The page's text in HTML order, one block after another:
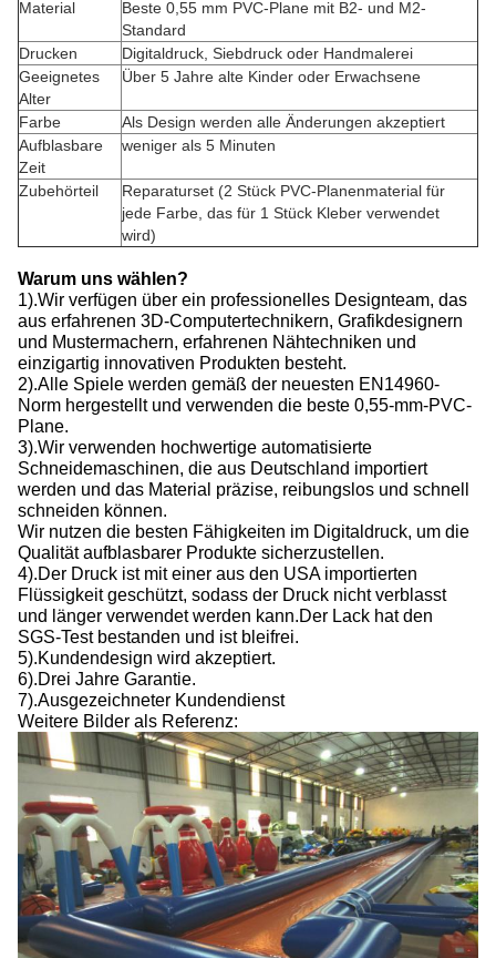
Material
Beste 0,55 mm PVC-Plane mit B2- und M2-
Standard
Drucken
Digitaldruck, Siebdruck oder Handmalerei
Geeignetes
Alter
Über 5 Jahre alte Kinder oder Erwachsene
Farbe
Als Design werden alle Änderungen akzeptiert
Aufblasbare
Zeit
weniger als 5 Minuten
Zubehörteil
Reparaturset (2 Stück PVC-Planenmaterial für
jede Farbe, das für 1 Stück Kleber verwendet
wird)
Warum uns wählen?
1).Wir verfügen über ein professionelles Designteam, das
aus erfahrenen 3D-Computertechnikern, Grafikdesignern
und Mustermachern, erfahrenen Nähtechniken und
einzigartig innovativen Produkten besteht.
2).Alle Spiele werden gemäß der neuesten EN14960-
Norm hergestellt und verwenden die beste 0,55-mm-PVC-
Plane.
3).Wir verwenden hochwertige automatisierte
Schneidemaschinen, die aus Deutschland importiert
werden und das Material präzise, ​​reibungslos und schnell
schneiden können.
Wir nutzen die besten Fähigkeiten im Digitaldruck, um die
Qualität aufblasbarer Produkte sicherzustellen.
4).Der Druck ist mit einer aus den USA importierten
Flüssigkeit geschützt, sodass der Druck nicht verblasst
und länger verwendet werden kann.Der Lack hat den
SGS-Test bestanden und ist bleifrei.
5).Kundendesign wird akzeptiert.
6).Drei Jahre Garantie.
7).Ausgezeichneter Kundendienst
Weitere Bilder als Referenz: